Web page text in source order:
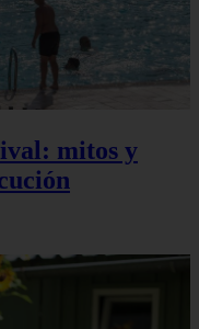
mitos y